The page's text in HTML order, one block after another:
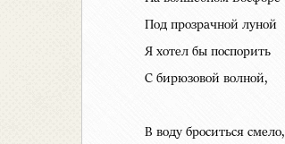
Под прозрачной луной
Я хотел бы поспорить
С бирюзовой волной,
В воду броситься смело,